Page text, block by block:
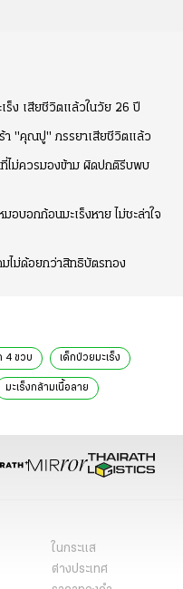
ร็ง เสียชีวิตแล้วในวัย 26 ปี
า "คุณปู" ภรรยาเสียชีวิตแล้ว
ไม่ควรมองข้าม ผิดปกติรีบพบ
อบอกก้อนมะเร็งหาย ไม่ชะล่าใจ
มไม่ด้อยกว่าสิทธิบัตรทอง
4 ขวบ เด็กป่วยมะเร็ง
มะเร็งกล้ามเนื้อลาย
ในกระแส
ต่างประเทศ